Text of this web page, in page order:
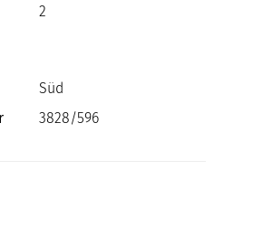
2
Süd
3828/596